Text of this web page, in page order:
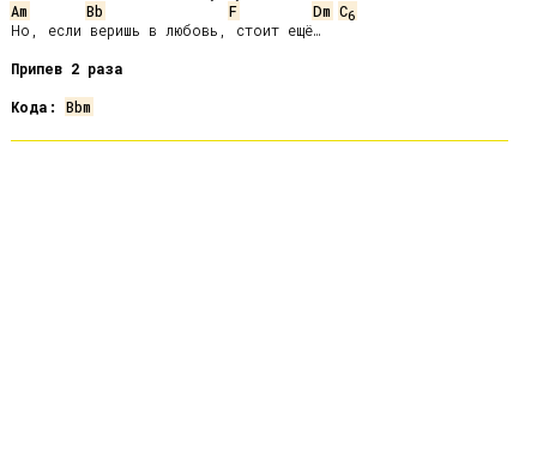
Am
Bb F Dm C6
Но, если веришь в любовь, стоит ещё…
Припев 2 раза
Кода:
Bbm